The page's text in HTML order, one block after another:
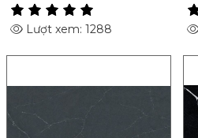
Lượt xem: 1288